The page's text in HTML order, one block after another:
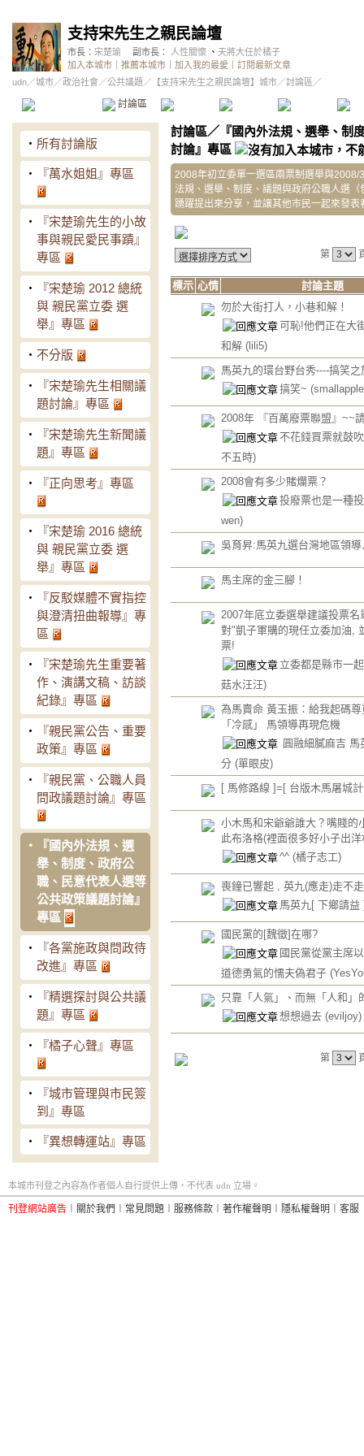
支持宋先生之親民論壇
市長： 宋楚瑜 副市長： 人性關懷 、 天將大任於橘子
加入本城市
推薦本城市 加入我的最愛
訂閱最新文章
udn／城市／政治社會 ／公共議題 ／ 【支持宋先生之親民論壇】城市／討論區／
討論區 精華區 投票區 影像館
‧ 所有討論版
‧ 『萬水姐姐』專區
‧
『宋楚瑜先生的小故
事與親民愛民事蹟』
專區
‧
『宋楚瑜 2012 總統
與 親民黨立委 選
舉』專區
‧ 不分版
‧
『宋楚瑜先生相關議
題討論』專區
‧
『宋楚瑜先生新聞議
題』專區
‧ 『正向思考』專區
‧
『宋楚瑜 2016 總統
與 親民黨立委 選
舉』專區
‧
『反駁媒體不實指控
與澄清扭曲報導』專
區
‧
『宋楚瑜先生重要著
作、演講文稿、訪談
紀錄』專區
‧
『親民黨公告、重要
政策』專區
‧
『親民黨、公職人員
問政議題討論』專區
‧
『國內外法規、選
舉、制度、政府公
職、民意代表人選等
公共政策議題討論』
專區
‧
『各黨施政與問政待
改進』專區
‧
『精選探討與公共議
題』專區
‧ 『橘子心聲』專區
‧
『城市管理與市民簽
到』專區
‧ 『異想轉運站』專區
討論區／ 『國內外法規、選舉、制
討論』專區
2008年初立委單一選區兩票制選舉與
法規、選舉、制度、議題與政府公職人選
踴躍提出來分享，並讓其他市民一起來發表
第
標示 心情
討論主題
勿於大街打人，小巷和解！
可恥!他們正在大
和解 (lili5)
馬英九的環台野台秀----搞笑之
搞笑~
2008年 『百萬廢票聯盟』~~
不花錢買票就鼓
不五時)
2008會有多少賭爛票？
投廢票也是一種
wen)
吳育昇:馬英九選台灣地區領導
馬主席的金三腳！
2007年底立委選舉建議投票名
對"凱子軍購的現任立委加油,
票!
立委都是縣市一
菇水汪汪)
為馬賣命 黃玉振：給我起碼
「冷感」 馬領導再現危機
圓融細膩麻吉 馬
分 (單眼皮)
[ 馬修路線 ]=[ 台版木馬屠城
小木馬和宋爺爺誰大？嘴賤的
此布洛格(裡面很多好小子出
^^ (橘子志工)
喪鐘已響起 , 英九(應走)走不
馬英九[ 下鄉請
國民黨的[魏徵]在哪?
國民黨從黨主席
道德勇氣的懦夫偽君子
只靠「人氣」、而無「人和」
想想過去 (eviljoy)
第
本城市刊登之內容為作者個人自行提供上傳，不代表 udn 立場。
刊登網站廣告 關於我們 常見問題 服務條款 著作權聲明 隱私權聲明 客服